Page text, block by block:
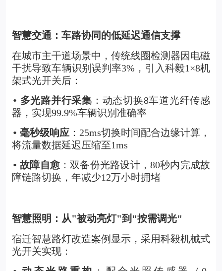
智慧交通：车路协同的低延迟通信支撑
在城市主干道场景中，传统线圈检测器因电磁
干扰导致车辆识别误判率3%，引入科毅1×8机
架式光开关后：
• 多光路并行采集 ：动态切换8车道光纤传感
器，实现99.9%车辆识别准确率
• 毫秒级响应：25ms切换时间配合边缘计算，
将流量数据延迟压缩至1ms
• 故障自愈 ：双备份光路设计，80秒内完成故
障链路切换，年减少12万小时拥堵
智慧照明：从"被动亮灯"到"按需调光"
宿迁智慧路灯改造案例显示，采用科毅机械式
光开关实现：